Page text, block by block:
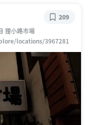
狸小路市場
locations/3967281
209